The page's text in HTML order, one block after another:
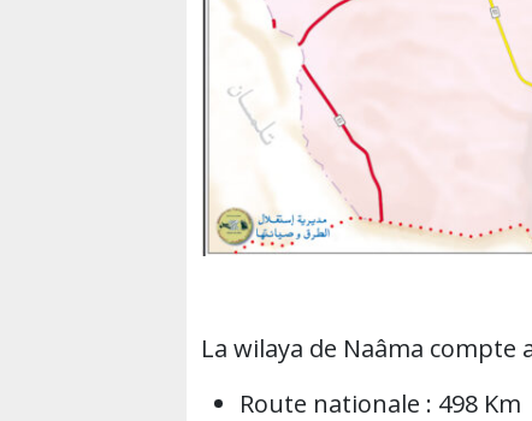
La wilaya de Naâma
Route nationale : 498 Km